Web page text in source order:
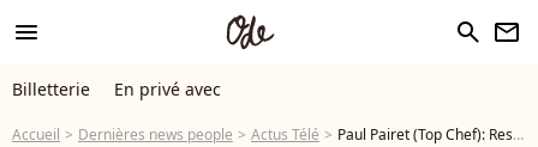
menu search newsletter
Billetterie En privé avec
Accueil Dernières news people Actus Télé Paul Pairet (Top Chef): Restaurants fermés et quarantaine à cause du coronavirus